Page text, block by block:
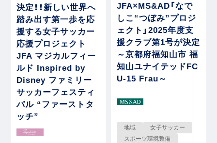
決定！！新しい世界へ
踏み出す第一歩を応
援する女子サッカー
応援プロジェクト
JFA マジカルフィー
ルド Inspired by
Disney ファミリー
サッカーフェスティ
バル “ファーストタ
ッチ”
JFA×MS&AD「なで
しこ“つぼみ”プロジ
ェクト」2025年度支
援クラブ第1号が決定
～京都府福知山市 福
知山ユナイテッドFC
U-15 Frau～
地域
女子サッカー
スポーツ環境整備